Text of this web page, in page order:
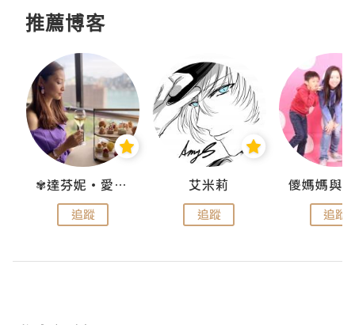
推薦博客
✾達芬妮•愛孩子•愛生活✾
追蹤
艾米莉
追蹤 追蹤